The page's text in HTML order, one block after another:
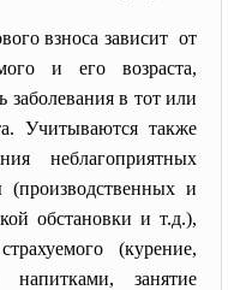
взноса зависит от
и его возраста,
в тот или
Учитываются также
неблагоприятных
и
обстановки и т.д.),
(курение,
напитками, занятие